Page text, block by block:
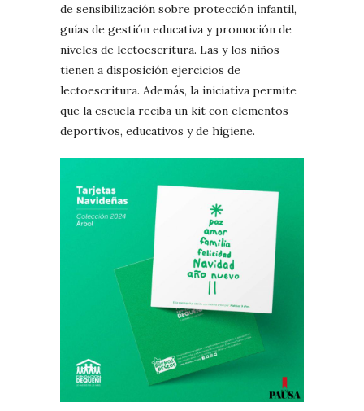
de sensibilización sobre protección infantil,
guías de gestión educativa y promoción de
niveles de lectoescritura. Las y los niños
tienen a disposición ejercicios de
lectoescritura. Además, la iniciativa permite
que la escuela reciba un kit con elementos
deportivos, educativos y de higiene.